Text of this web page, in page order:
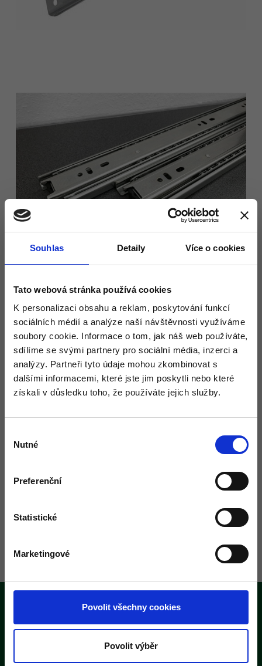
Souhlas Detaily Více o cookies
Tato webová stránka používá cookies
K personalizaci obsahu a reklam, poskytování funkcí
sociálních médií a analýze naší návštěvnosti využíváme
soubory cookie. Informace o tom, jak náš web používáte,
sdílíme se svými partnery pro sociální média, inzerci a
analýzy. Partneři tyto údaje mohou zkombinovat s
dalšími informacemi, které jste jim poskytli nebo které
získali v důsledku toho, že používáte jejich služby.
souhlasu
Nutné
Preferenční
Statistické
Marketingové
Povolit všechny cookies
Povolit výběr